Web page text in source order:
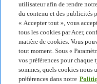
Responsabilité sociale
Empreinte carbone du
Project Humanity
Earthion
Politique de confidentialité
Politique en matière de
Mentions légales
Informations légales
utilisateur afin de rendre
du contenu et des publicités
« Accepter tout », vous
tous les cookies par Acer,
matière de cookies. Vous
tout moment. Sous «
vos préférences pour
sommes, quels cookies
préférences dans notre